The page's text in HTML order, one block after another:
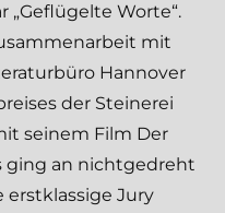
„Geflügelte Worte“.
mit
Hannover
der Steinerei
seinem Film Der
ging an nichtgedreht
erstklassige Jury